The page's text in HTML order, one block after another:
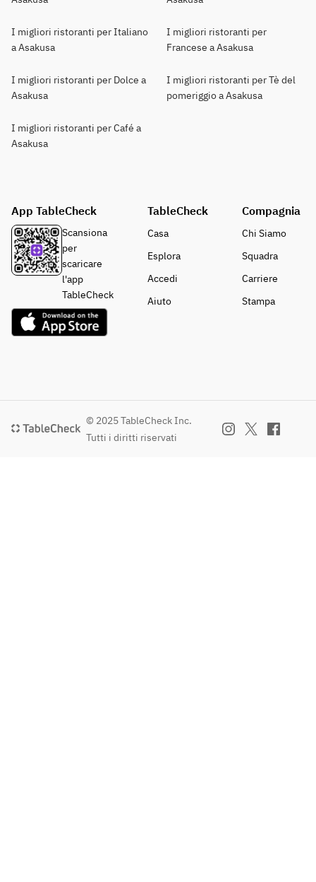
I migliori ristoranti per Italiano
a Asakusa
I migliori ristoranti per
Francese a Asakusa
I migliori ristoranti per Dolce a
Asakusa
I migliori ristoranti per Tè del
pomeriggio a Asakusa
I migliori ristoranti per Café a
Asakusa
App TableCheck
Scansiona
per
scaricare
l'app
TableCheck
TableCheck
Casa
Esplora
Accedi
Aiuto
Compagnia
Chi Siamo
Squadra
Carriere
Stampa
© 2025 TableCheck Inc.
Tutti i diritti riservati